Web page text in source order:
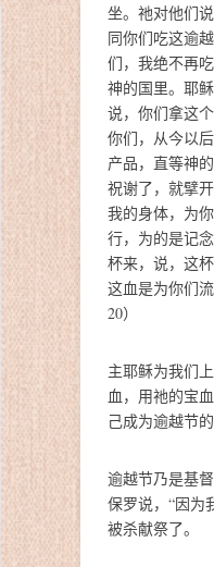
坐。祂对他们
同你们吃这逾
们，我绝不再
神的国里。耶
说，你们拿这
你们，从今以
产品，直等神
祝谢了，就擘
我的身体，为
行，为的是记
杯来，说，这
这血是为你们
20）
主耶稣为我们
血，用祂的宝
己成为逾越节的
逾越节乃是基
保罗说，“因为
被杀献祭了。